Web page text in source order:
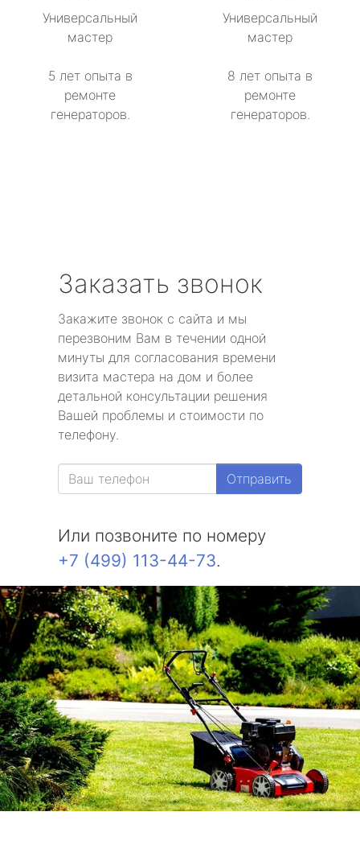
Универсальный
мастер
5 лет опыта в
ремонте
генераторов.
Универсальный
мастер
8 лет опыта в
ремонте
генераторов.
Заказать звонок
Закажите звонок с сайта и мы
перезвоним Вам в течении одной
минуты для согласования времени
визита мастера на дом и более
детальной консультации решения
Вашей проблемы и стоимости по
телефону.
Отправить
Или позвоните по номеру
+7 (499) 113-44-73.